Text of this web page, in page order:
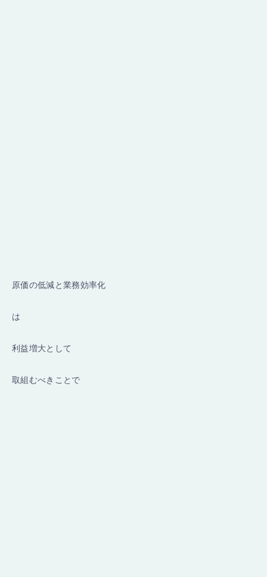
原価の低減と業務効率化
は
利益増大として
取組むべきことで